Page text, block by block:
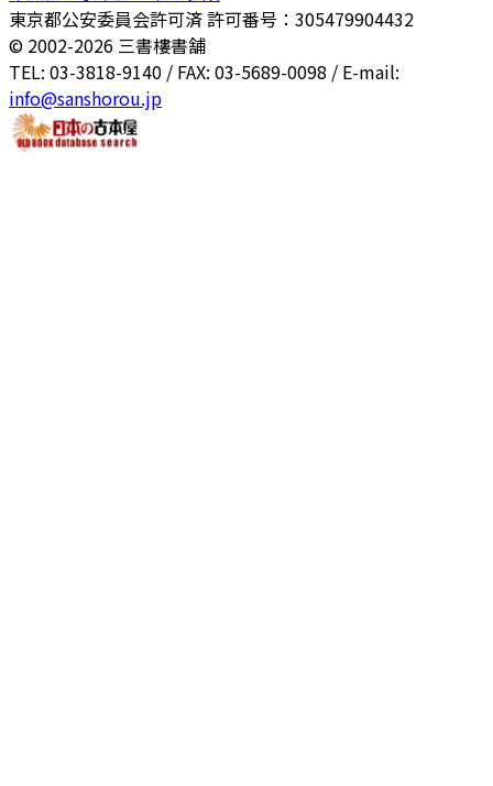
東京都公安委員会許可済 許可番号：305479904432
© 2002-2026 三書樓書舗
TEL: 03-3818-9140 / FAX: 03-5689-0098 / E-mail:
info@sanshorou.jp